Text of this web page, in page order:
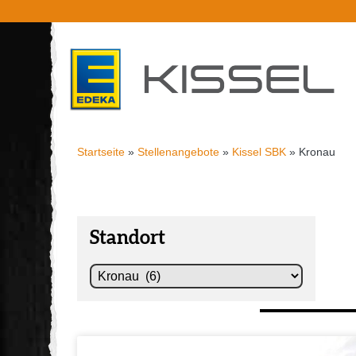
Startseite » Stellenangebote » Kissel SBK » Kronau
Standort